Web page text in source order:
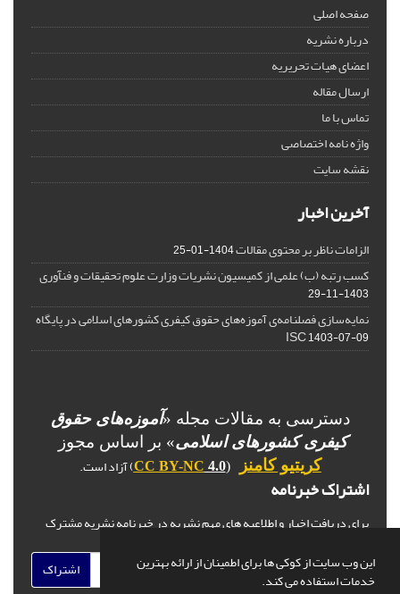
این وب سایت از کوکی ها برای اطمینان از ارائه بهترین
خدمات استفاده می کند.
صفحه اصلی
درباره نشریه
اعضای هیات تحریریه
ارسال مقاله
تماس با ما
واژه نامه اختصاصی
نقشه سایت
آخرین اخبار
الزامات ناظر بر محتوی مقالات1404-01-25
کسب رتبه (ب) علمی از کمیسیون نشریات وزارت علوم تحقیقات و فنآوری
1403-11-29
نمایه‌سازی فصلنامه‌ی آموزه‌های حقوق کیفری کشورهای اسلامی در پایگاه
ISC1403-07-09
دسترسی به مقالات مجله «آموزه‌های حقوق
کیفری کشورهای اسلامی» بر اساس مجوز
کریتیو کامنز
(
CC BY-NC 4.0 ) آزاد است.
اشتراک خبرنامه
برای دریافت اخبار و اطلاعیه های مهم نشریه در خبرنامه نشریه مشترک
اشتراک